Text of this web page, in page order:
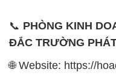
📞 PHÒNG KINH
ĐẮC TRƯỜNG
🌐 Website: https://